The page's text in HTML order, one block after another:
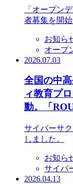
「オープン
者募集を開始
お知ら
オープ
2026.07.03
全国の中
ィ教育プ
動。「
サイバーサ
しました。
お知ら
サイバ
2026.04.13